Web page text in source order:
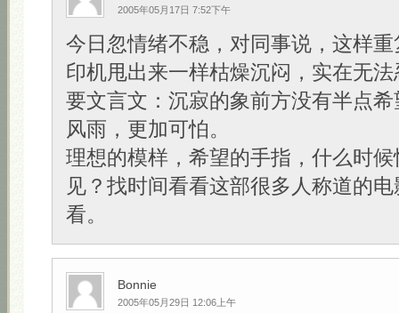
2005年05月17日 7:52下午
今日忽情绪不稳，对同事说，这样
印机甩出来一样枯燥沉闷，实在无
要文言文：沉寂的象前方没有半点
风雨，更加可怕。
理想的模样，希望的手指，什么时
见？找时间看看这部很多人称道的
看。
Bonnie
2005年05月29日 12:06上午